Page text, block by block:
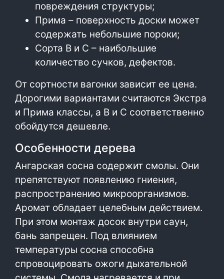
повреждения структуры;
Прима – поверхность доски может
содержать небольшие пороки;
Сорта В и С – наибольшие
количество сучков, дефектов.
От сортности вагонки зависит ее цена.
Дорогими вариантами считаются Экстра
и Прима классы, а В и С соответственно
обойдутся дешевле.
Особенности дерева
Ангарская сосна содержит смолы. Они
препятствуют появлению гниения,
распространению микроорганизмов.
Аромат обладает целебным действием.
При этом монтаж досок внутри саун,
бань запрещен. Под влиянием
температуры сосна способна
спровоцировать ожоги дыхательной